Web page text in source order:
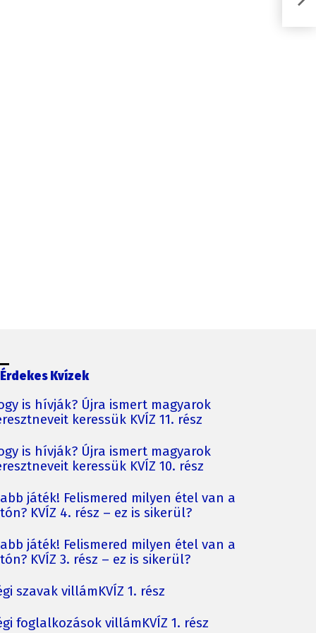
Érdekes Kvízek
is hívják? Újra ismert magyarok
keressük KVÍZ 11. rész
is hívják? Újra ismert magyarok
keressük KVÍZ 10. rész
játék! Felismered milyen étel van a
KVÍZ 4. rész – ez is sikerül?
játék! Felismered milyen étel van a
KVÍZ 3. rész – ez is sikerül?
szavak villámKVÍZ 1. rész
foglalkozások villámKVÍZ 1. rész